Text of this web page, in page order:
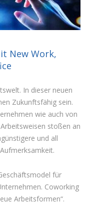
New Work,
In dieser neuen
Zukunftsfähig sein.
wie auch von
stoßen an
und all
für
Coworking
Arbeitsformen“.